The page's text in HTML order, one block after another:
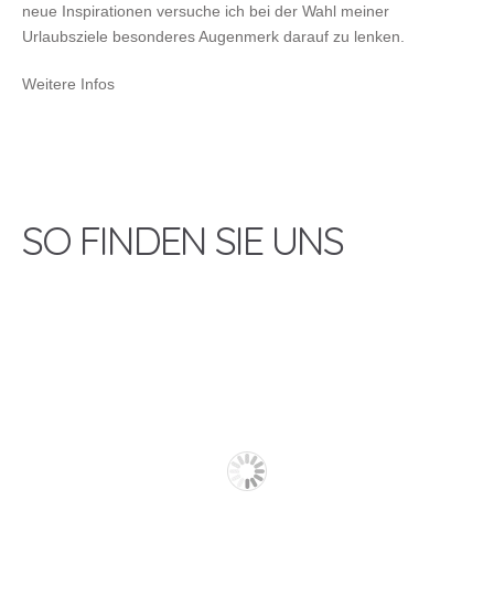
neue Inspirationen versuche ich bei der Wahl meiner
Urlaubsziele besonderes Augenmerk darauf zu lenken.
Weitere Infos
SO FINDEN SIE UNS